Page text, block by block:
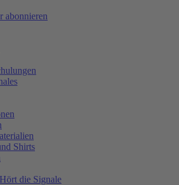
abonnieren
Shirts
die Signale